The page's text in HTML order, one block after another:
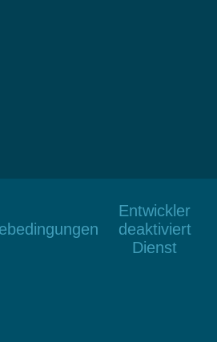
Entwickler
deaktiviert
Dienst